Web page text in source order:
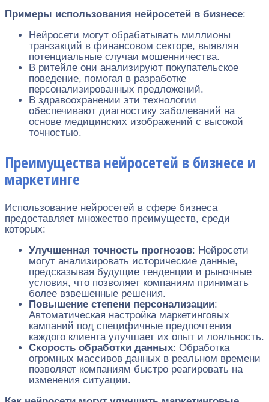
Примеры использования нейросетей в бизнесе:
Нейросети могут обрабатывать миллионы
транзакций в финансовом секторе, выявляя
потенциальные случаи мошенничества.
В ритейле они анализируют покупательское
поведение, помогая в разработке
персонализированных предложений.
В здравоохранении эти технологии
обеспечивают диагностику заболеваний на
основе медицинских изображений с высокой
точностью.
Преимущества нейросетей в бизнесе и
маркетинге
Использование нейросетей в сфере бизнеса
предоставляет множество преимуществ, среди
которых:
Улучшенная точность прогнозов: Нейросети
могут анализировать исторические данные,
предсказывая будущие тенденции и рыночные
условия, что позволяет компаниям принимать
более взвешенные решения.
Повышение степени персонализации:
Автоматическая настройка маркетинговых
кампаний под специфичные предпочтения
каждого клиента улучшает их опыт и лояльность.
Скорость обработки данных: Обработка
огромных массивов данных в реальном времени
позволяет компаниям быстро реагировать на
изменения ситуации.